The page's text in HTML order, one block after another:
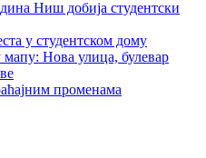
у студентском дому
променама